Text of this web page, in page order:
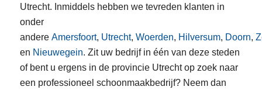
Utrecht. Inmiddels hebben we tevreden klanten in
onder
andere Amersfoort, Utrecht, Woerden, Hilversum, Doorn,
en Nieuwegein. Zit uw bedrijf in één van deze steden
of bent u ergens in de provincie Utrecht op zoek naar
een professioneel schoonmaakbedrijf? Neem dan